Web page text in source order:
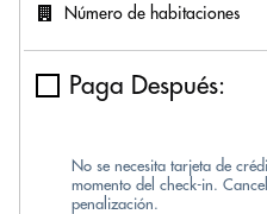
Número de habitaciones
Paga Después:
No se necesita tarjeta de
momento del check-in.
penalización.